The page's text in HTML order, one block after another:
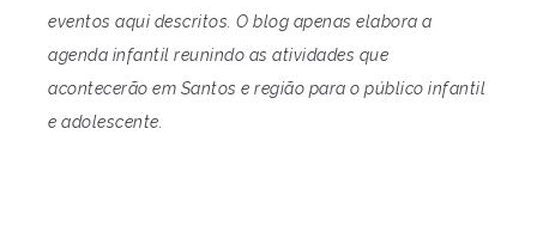
eventos aqui descritos. O blog apenas elabora a
agenda infantil reunindo as atividades que
acontecerão em Santos e região para o público infantil
e adolescente.